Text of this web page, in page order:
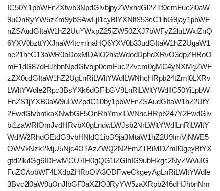
IC50Yi1pbWFnZXtwb3NpdGlvbjpyZWxhdGl2ZTt0cmFuc2l0aW
9uOnRyYW5zZm9ybSAwLjI1cyBlYXNlfS53cC1ibG9jay1pbWF
nZSAudGItaW1hZ2UuYWxpZ25jZW50ZXJ7bWFyZ2luLWxlZnQ
6YXV0bzttYXJnaW4tcmlnaHQ6YXV0b30udGItaW1hZ2UgaW1
ne21heC13aWR0aDoxMDAlO2hlaWdodDphdXRvO3dpZHRoO
mF1dG87dHJhbnNpdGlvbjp0cmFuc2Zvcm0gMC4yNXMgZWF
zZX0udGItaW1hZ2UgLnRiLWltYWdlLWNhcHRpb24tZml0LXRv
LWltYWdle2Rpc3BsYXk6dGFibGV9LnRiLWltYWdlIC50Yi1pbW
FnZS1jYXB0aW9uLWZpdC10by1pbWFnZSAudGItaW1hZ2UtY
2FwdGlvbntkaXNwbGF5OnRhYmxlLWNhcHRpb247Y2FwdGlv
bi1zaWRlOmJvdHRvbX0gLndwLWJsb2NrLWltYWdlLnRiLWltY
WdlW2RhdGEtdG9vbHNldC1ibG9ja3MtaW1hZ2U9ImVjNWE5
OWVkNzk2MjU5Njc4OTAzZWQ2N2FmZTBiMDZmIl0geyBtYX
gtd2lkdGg6IDEwMCU7IH0gQG1lZGlhIG9ubHkgc2NyZWVuIG
FuZCAobWF4LXdpZHRoOiA3ODFweCkgeyAgLnRiLWltYWdle
3Bvc2l0aW9uOnJlbGF0aXZlO3RyYW5zaXRpb246dHJhbnNm